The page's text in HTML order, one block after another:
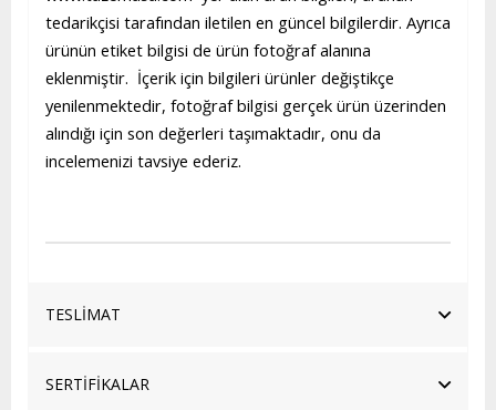
tedarikçisi tarafından iletilen en güncel bilgilerdir. Ayrıca
ürünün etiket bilgisi de ürün fotoğraf alanına
eklenmiştir. İçerik için bilgileri ürünler değiştikçe
yenilenmektedir, fotoğraf bilgisi gerçek ürün üzerinden
alındığı için son değerleri taşımaktadır, onu da
incelemenizi tavsiye ederiz.
TESLİMAT
SERTİFİKALAR